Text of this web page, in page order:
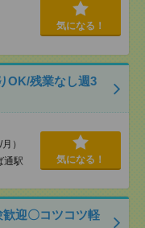
気になる！
OK/残業なし週3
）
通駅
気になる！
迎〇コツコツ軽